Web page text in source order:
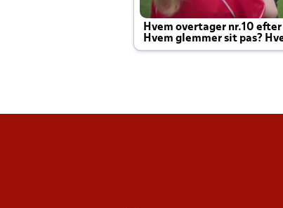
Hvem overtager nr.10 efter
Hvem glemmer sit pas?
Joachim altid til efter